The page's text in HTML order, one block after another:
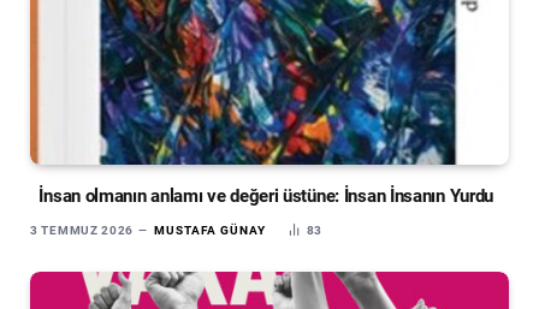
İnsan olmanın anlamı ve değeri üstüne: İnsan İnsanın Yurdu
3 TEMMUZ 2026 MUSTAFA GÜNAY 83